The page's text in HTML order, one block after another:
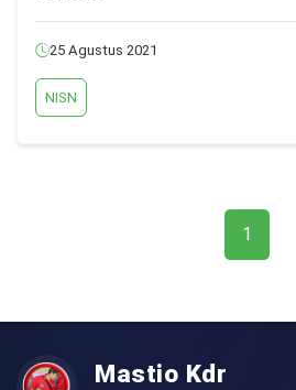
25 Agustus 2021
NISN
1
Mastio Kdr